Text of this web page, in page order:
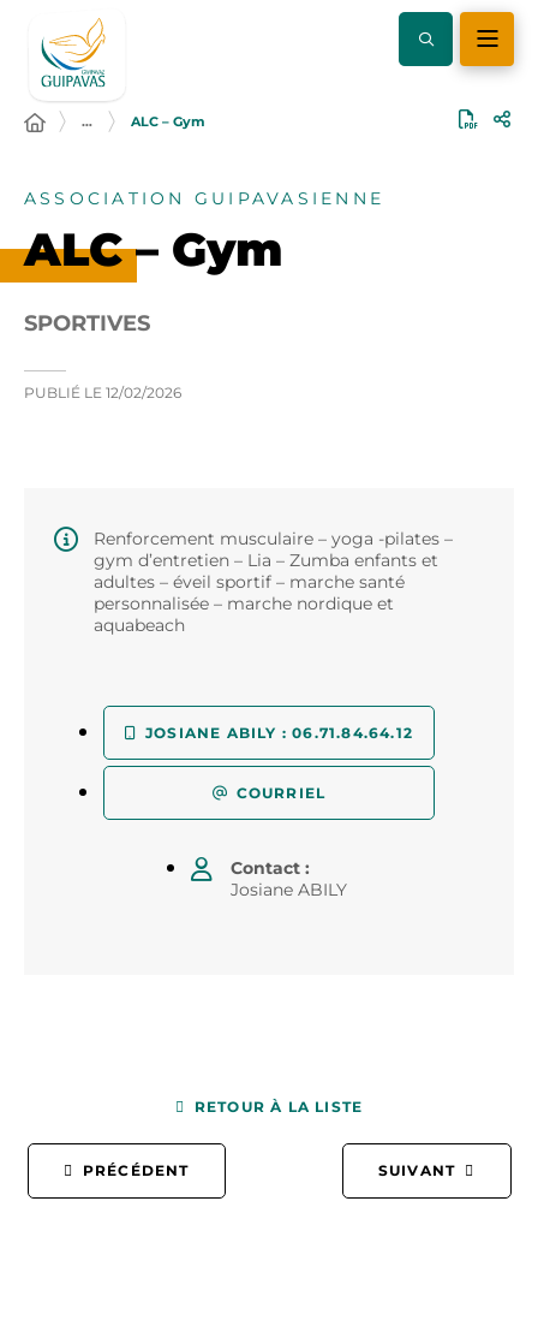
… ALC – Gym
ASSOCIATION GUIPAVASIENNE
ALC – Gym
SPORTIVES
PUBLIÉ LE 12/02/2026
Renforcement musculaire – yoga -pilates –
gym d’entretien – Lia – Zumba enfants et
adultes – éveil sportif – marche santé
personnalisée – marche nordique et
aquabeach
JOSIANE ABILY : 06.71.84.64.12
COURRIEL
Contact :
Josiane ABILY
PRÉCÉDENT
RETOUR À LA LISTE
SUIVANT